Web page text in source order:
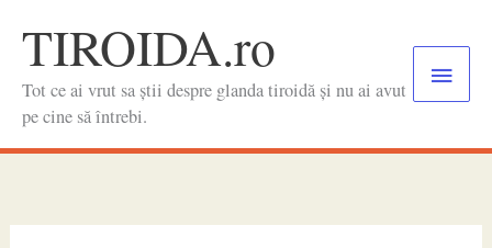
contentTIROIDA.ro
Tot ce ai vrut sa știi despre glanda tiroidă și nu ai avut
pe cine să întrebi.
Main